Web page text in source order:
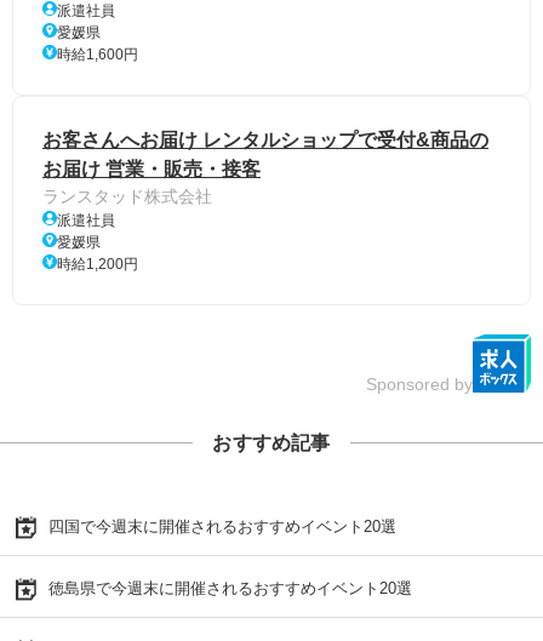
派遣社員
愛媛県
時給1,600円
お客さんへお届け レンタルショップで受付&商品の
お届け 営業・販売・接客
ランスタッド株式会社
派遣社員
愛媛県
時給1,200円
Sponsored by
おすすめ記事
四国で今週末に開催されるおすすめイベント20選
徳島県で今週末に開催されるおすすめイベント20選